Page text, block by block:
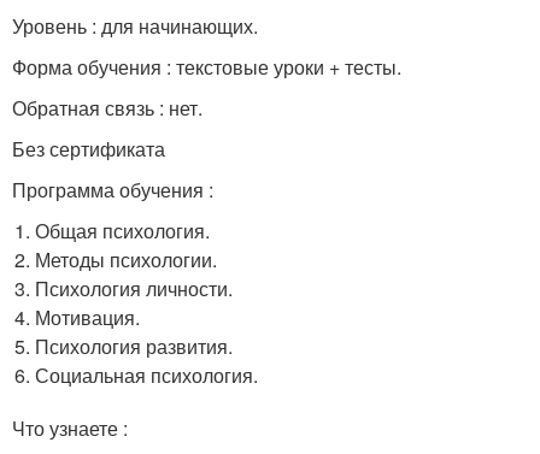
Уровень : для начинающих.
Форма обучения : текстовые уроки + тесты.
Обратная связь : нет.
Без сертификата
Программа обучения :
Общая психология.
Методы психологии.
Психология личности.
Мотивация.
Психология развития.
Социальная психология.
Что узнаете :